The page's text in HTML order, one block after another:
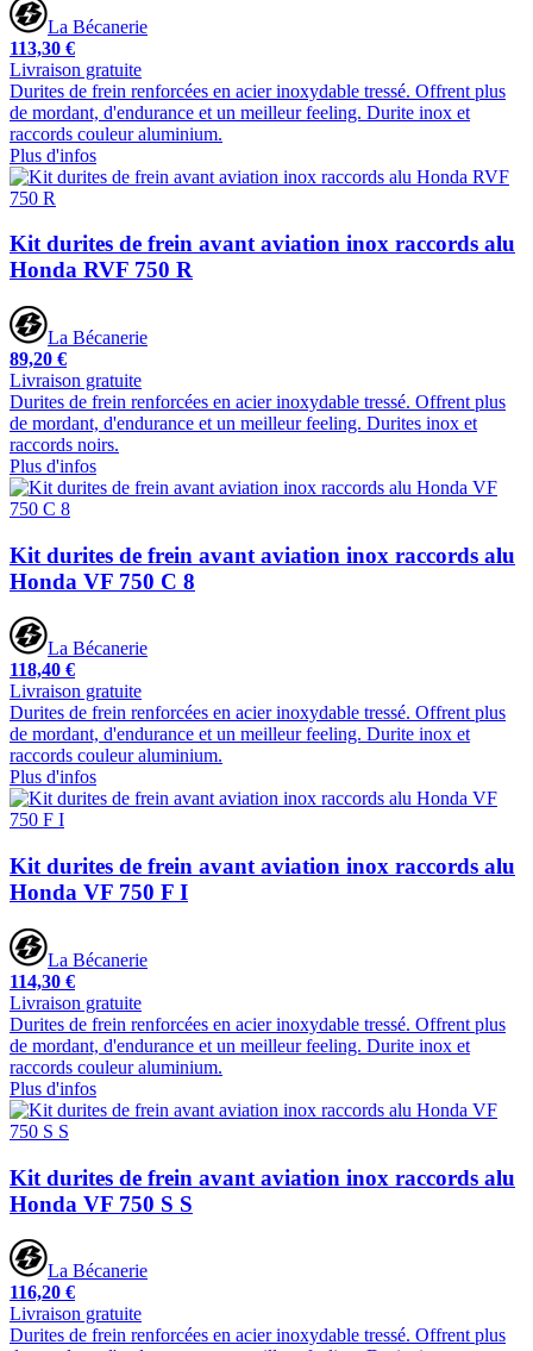
La Bécanerie
113,30 €
Livraison gratuite
Durites de frein renforcées en acier inoxydable tressé. Offrent plus
de mordant, d'endurance et un meilleur feeling. Durite inox et
raccords couleur aluminium.
Plus d'infos
Kit durites de frein avant aviation inox raccords alu
Honda RVF 750 R
La Bécanerie
89,20 €
Livraison gratuite
Durites de frein renforcées en acier inoxydable tressé. Offrent plus
de mordant, d'endurance et un meilleur feeling. Durites inox et
raccords noirs.
Plus d'infos
Kit durites de frein avant aviation inox raccords alu
Honda VF 750 C 8
La Bécanerie
118,40 €
Livraison gratuite
Durites de frein renforcées en acier inoxydable tressé. Offrent plus
de mordant, d'endurance et un meilleur feeling. Durite inox et
raccords couleur aluminium.
Plus d'infos
Kit durites de frein avant aviation inox raccords alu
Honda VF 750 F I
La Bécanerie
114,30 €
Livraison gratuite
Durites de frein renforcées en acier inoxydable tressé. Offrent plus
de mordant, d'endurance et un meilleur feeling. Durite inox et
raccords couleur aluminium.
Plus d'infos
Kit durites de frein avant aviation inox raccords alu
Honda VF 750 S S
La Bécanerie
116,20 €
Livraison gratuite
Durites de frein renforcées en acier inoxydable tressé. Offrent plus